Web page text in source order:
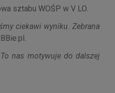
sztabu WOŚP w V LO.
ciekawi wyniku. Zebrana
nas motywuje do dalszej